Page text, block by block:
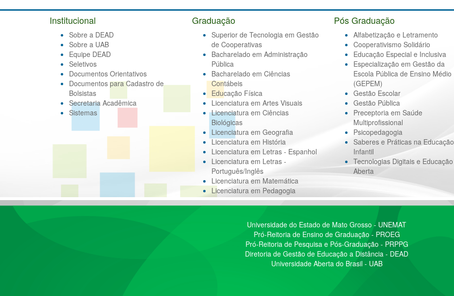
Institucional
Sobre a DEAD
Sobre a UAB
Equipe DEAD
Seletivos
Documentos Orientativos
Documentos para Cadastro de
Bolsistas
Secretaria Acadêmica
Sistemas
Graduação
Superior de Tecnologia em Gestão
de Cooperativas
Bacharelado em Administração
Pública
Bacharelado em Ciências
Contábeis
Educação Física
Licenciatura em Artes Visuais
Licenciatura em Ciências
Biológicas
Licenciatura em Geografia
Licenciatura em História
Licenciatura em Letras - Espanhol
Licenciatura em Letras -
Português/Inglês
Licenciatura em Matemática
Licenciatura em Pedagogia
Pós Graduação
Alfabetização e Letramento
Cooperativismo Solidário
Educação Especial e Inclusiva
Especialização em Gestão da
Escola Pública de Ensino Médio
(GEPEM)
Gestão Escolar
Gestão Pública
Preceptoria em Saúde
Multiprofissional
Psicopedagogia
Saberes e Práticas na Educação
Infantil
Tecnologias Digitais e Educação
Aberta
Universidade do Estado de Mato Grosso - UNEMAT
Pró-Reitoria de Ensino de Graduação - PROEG
Pró-Reitoria de Pesquisa e Pós-Graduação - PRPPG
Diretoria de Gestão de Educação a Distância - DEAD
Universidade Aberta do Brasil - UAB